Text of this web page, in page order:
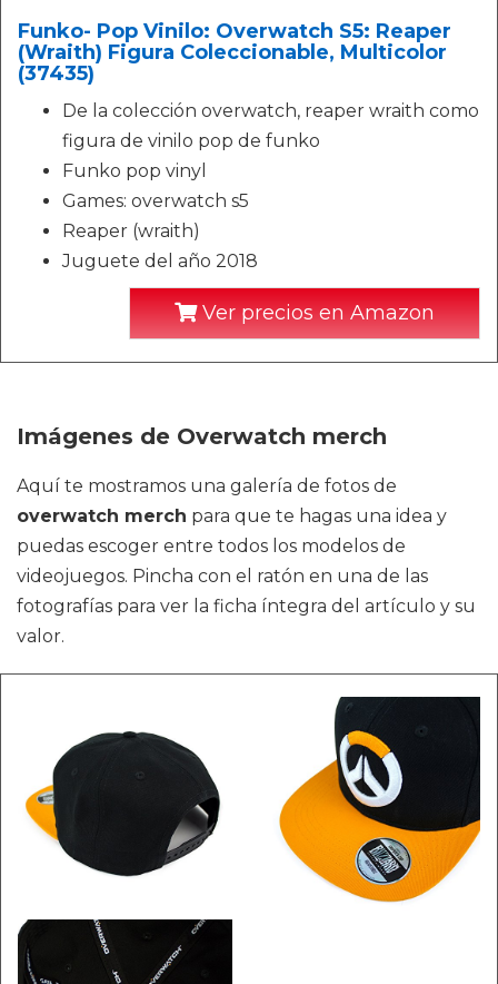
Funko- Pop Vinilo: Overwatch S5: Reaper
(Wraith) Figura Coleccionable, Multicolor
(37435)
De la colección overwatch, reaper wraith como
figura de vinilo pop de funko
Funko pop vinyl
Games: overwatch s5
Reaper (wraith)
Juguete del año 2018
Ver precios en Amazon
Imágenes de Overwatch merch
Aquí te mostramos una galería de fotos de
overwatch merch para que te hagas una idea y
puedas escoger entre todos los modelos de
videojuegos. Pincha con el ratón en una de las
fotografías para ver la ficha íntegra del artículo y su
valor.